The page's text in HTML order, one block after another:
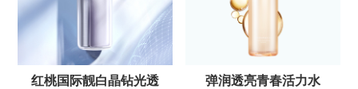
红桃国际靓白晶钻光透
弹润透亮青春活力水